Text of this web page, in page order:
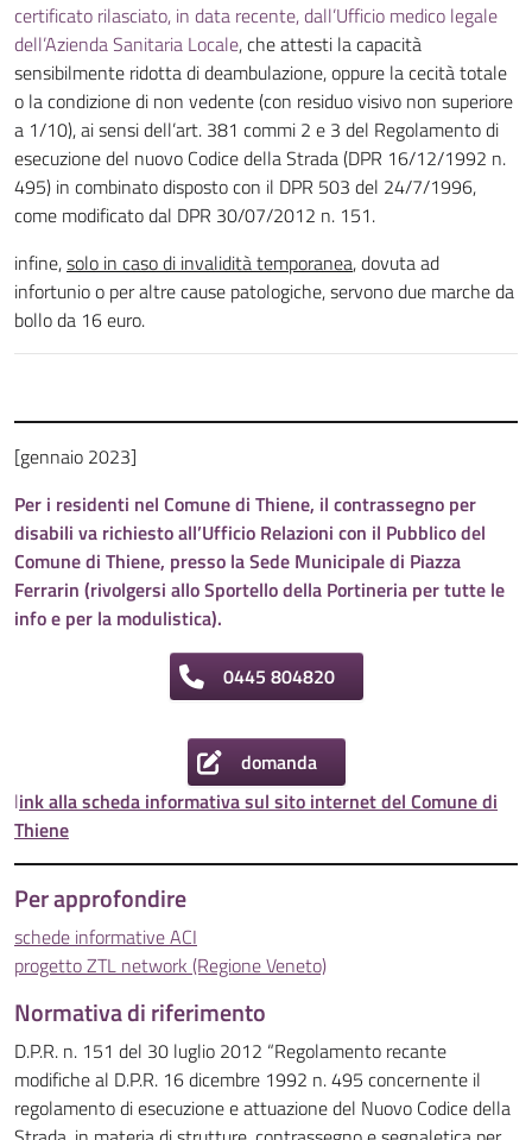
certificato rilasciato, in data recente, dall’Ufficio medico legale
dell’Azienda Sanitaria Locale, che attesti la capacità
sensibilmente ridotta di deambulazione, oppure la cecità totale
o la condizione di non vedente (con residuo visivo non superiore
a 1/10), ai sensi dell’art. 381 commi 2 e 3 del Regolamento di
esecuzione del nuovo Codice della Strada (DPR 16/12/1992 n.
495) in combinato disposto con il DPR 503 del 24/7/1996,
come modificato dal DPR 30/07/2012 n. 151.
infine,solo in caso di invalidità temporanea, dovuta ad
infortunio o per altre cause patologiche, servono due marche da
bollo da 16 euro.
[gennaio 2023]
Per i residenti nel Comune di Thiene, il contrassegno per
disabili va richiesto all’Ufficio Relazioni con il Pubblico del
Comune di Thiene, presso la Sede Municipale di Piazza
Ferrarin (rivolgersi allo Sportello della Portineria per tutte le
info e per la modulistica).
0445 804820
domanda
link alla scheda informativa sul sito internet del Comune di
Thiene
Per approfondire
schede informative ACI
progetto ZTL network (Regione Veneto)
Normativa di riferimento
D.P.R. n. 151 del 30 luglio 2012 “Regolamento recante
modifiche al D.P.R. 16 dicembre 1992 n. 495 concernente il
regolamento di esecuzione e attuazione del Nuovo Codice della